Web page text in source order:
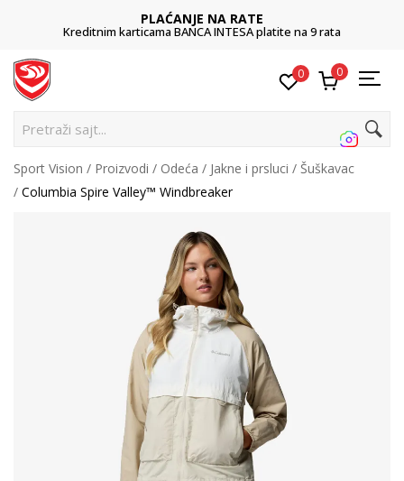
PLAĆANJE NA RATE
Kreditnim karticama BANCA INTESA platite na 9 rata
0 0
Pretraži sajt...
Sport Vision Proizvodi Odeća Jakne i prsluci
Šuškavac
Columbia Spire Valley™ Windbreaker